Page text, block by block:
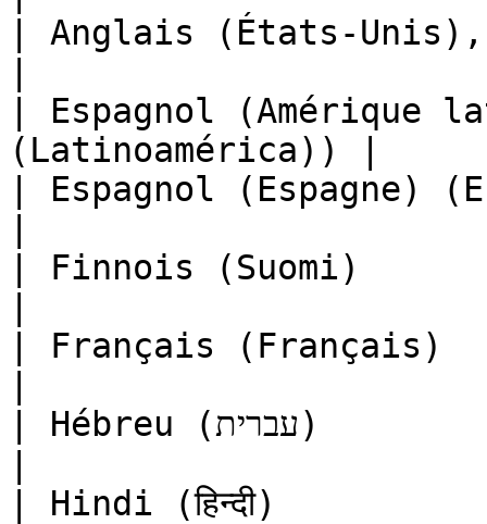
| Anglais (États-
| Espagnol (Amérique
(Latinoamérica)) |
| Espagnol (Espagne)
| Finnois (Suomi)
| Français (Français)
| Hébreu (עברית)
| Hindi (हिन्दी)